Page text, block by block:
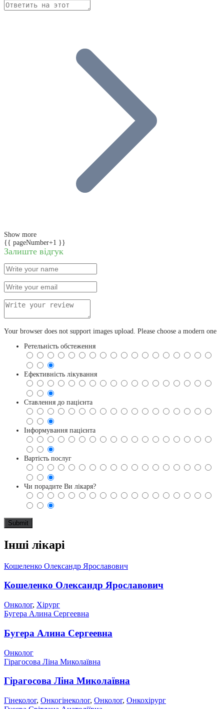
Show more
{{ pageNumber+1 }}
Залиште відгук
Your browser does not support images upload. Please choose a modern one
Ретельність обстеження
Ефективність лікування
Ставлення до пацієнта
Інформування пацієнта
Вартість послуг
Чи порадите Ви лікаря?
Інші лікарі
Кошеленко Олександр Ярославович
Кошеленко Олександр Ярославович
Онколог, Хірург
Бугера Алина Сергеевна
Бугера Алина Сергеевна
Онколог
Гірагосова Ліна Миколаївна
Гірагосова Ліна Миколаївна
Гінеколог, Онкогінеколог, Онколог, Онкохірург